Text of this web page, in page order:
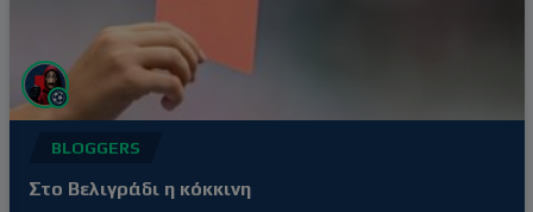
την Μπραν την περασμένη αγωνιστική
BLOGGERS
Στο Βελιγράδι η κόκκινη